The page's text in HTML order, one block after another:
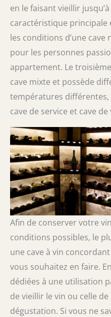
en le faisant vieillir
caractéristique
les conditions d’une cave
pour les personnes
appartement. Le
cave mixte et possède
températures
cave de service et cave
Afin de conserver votre
conditions possibles, le
une cave à vin
vous souhaitez en faire.
dédiées à une utilisation
de vieillir le vin ou celle
dégustation. Si vous ne